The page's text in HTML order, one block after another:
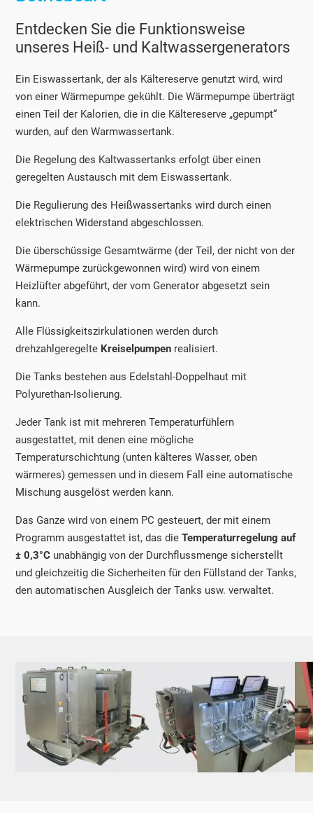
Entdecken Sie die Funktionsweise
unseres Heiß- und Kaltwassergenerators
Ein Eiswassertank, der als Kältereserve genutzt wird, wird
von einer Wärmepumpe gekühlt. Die Wärmepumpe überträgt
einen Teil der Kalorien, die in die Kältereserve „gepumpt“
wurden, auf den Warmwassertank.
Die Regelung des Kaltwassertanks erfolgt über einen
geregelten Austausch mit dem Eiswassertank.
Die Regulierung des Heißwassertanks wird durch einen
elektrischen Widerstand abgeschlossen.
Die überschüssige Gesamtwärme (der Teil, der nicht von der
Wärmepumpe zurückgewonnen wird) wird von einem
Heizlüfter abgeführt, der vom Generator abgesetzt sein
kann.
Alle Flüssigkeitszirkulationen werden durch
drehzahlgeregelte Kreiselpumpen realisiert.
Die Tanks bestehen aus Edelstahl-Doppelhaut mit
Polyurethan-Isolierung.
Jeder Tank ist mit mehreren Temperaturfühlern
ausgestattet, mit denen eine mögliche
Temperaturschichtung (unten kälteres Wasser, oben
wärmeres) gemessen und in diesem Fall eine automatische
Mischung ausgelöst werden kann.
Das Ganze wird von einem PC gesteuert, der mit einem
Programm ausgestattet ist, das dieTemperaturregelung auf
± 0,3°C unabhängig von der Durchflussmenge sicherstellt
und gleichzeitig die Sicherheiten für den Füllstand der Tanks,
den automatischen Ausgleich der Tanks usw. verwaltet.